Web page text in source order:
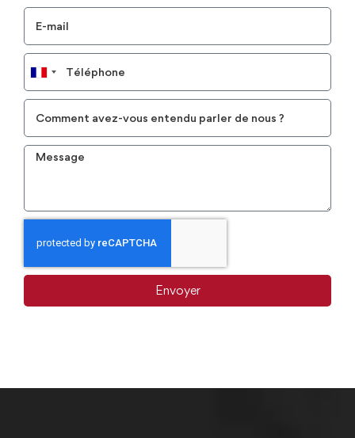
France
+33
Envoyer